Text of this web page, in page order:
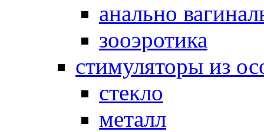
анально
зооэротика
стимуляторы из
стекло
металл